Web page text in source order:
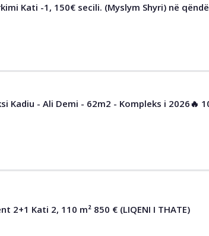
Kati -1, 150€ secili. (Myslym Shyri) në
Kadiu - Ali Demi - 62m2 - Kompleks i 2026🔥
2+1 Kati 2, 110 m² 850 € (LIQENI I THATE)